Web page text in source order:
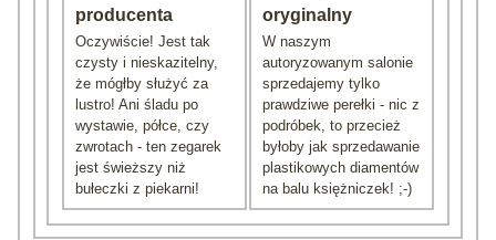
producenta
Oczywiście! Jest tak
czysty i nieskazitelny,
że mógłby służyć za
lustro! Ani śladu po
wystawie, półce, czy
zwrotach - ten zegarek
jest świeższy niż
bułeczki z piekarni!
oryginalny
W naszym
autoryzowanym salonie
sprzedajemy tylko
prawdziwe perełki - nic z
podróbek, to przecież
byłoby jak sprzedawanie
plastikowych diamentów
na balu księżniczek! ;-)